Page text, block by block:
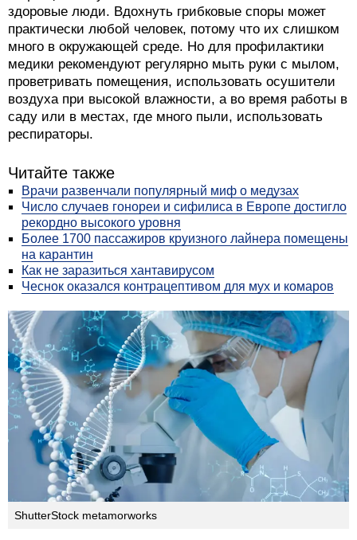
здоровые люди. Вдохнуть грибковые споры может
практически любой человек, потому что их слишком
много в окружающей среде. Но для профилактики
медики рекомендуют регулярно мыть руки с мылом,
проветривать помещения, использовать осушители
воздуха при высокой влажности, а во время работы в
саду или в местах, где много пыли, использовать
респираторы.
Читайте также
Врачи развенчали популярный миф о медузах
Число случаев гонореи и сифилиса в Европе достигло
рекордно высокого уровня
Более 1700 пассажиров круизного лайнера помещены
на карантин
Как не заразиться хантавирусом
Чеснок оказался контрацептивом для мух и комаров
ShutterStock metamorworks